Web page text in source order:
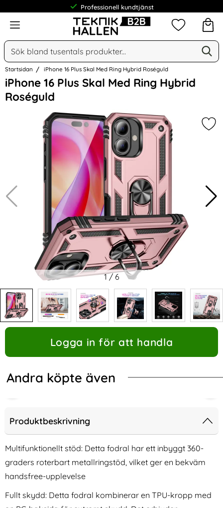
Professionell kundtjänst
Meny
Sök
Sök på Narse Group AB
Mina
Startsidan iPhone 16 Plus Skal Med Ring Hybrid Roséguld
iPhone 16 Plus Skal Med Ring Hybrid
Roséguld
Hoppa
över
Bilder
1/ 6
Logga in för att handla
Andra köpte även
Produktbeskrivning
Multifunktionellt stöd: Detta fodral har ett inbyggt 360-
graders roterbart metallringstöd, vilket ger en bekväm
handsfree-upplevelse
Fullt skydd: Detta fodral kombinerar en TPU-kropp med